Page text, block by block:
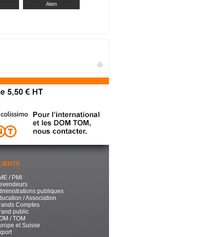
Aten
/ PMI
publiques
/ Association
Comptes
public
/ TOM
et Suisse